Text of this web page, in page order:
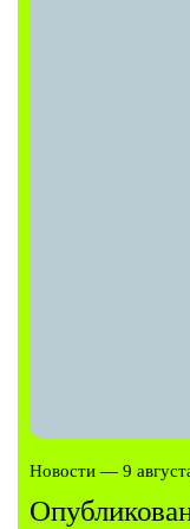
Новости — 9